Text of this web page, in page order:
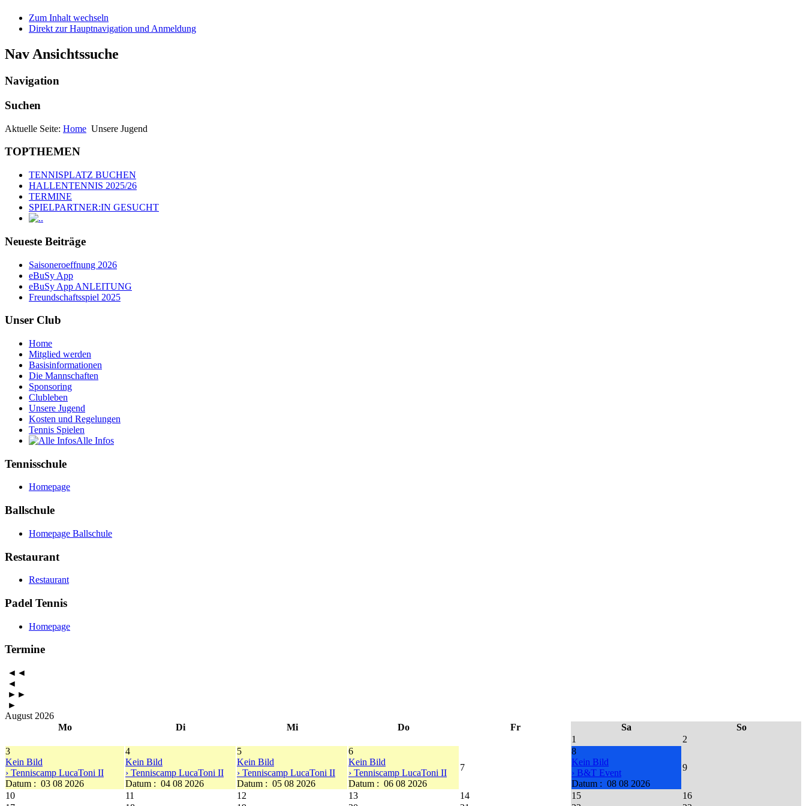
Zum Inhalt wechseln
Direkt zur Hauptnavigation und Anmeldung
Nav Ansichtssuche
Navigation
Suchen
Aktuelle Seite: Home Unsere Jugend
TOPTHEMEN
TENNISPLATZ BUCHEN
HALLENTENNIS 2025/26
TERMINE
SPIELPARTNER:IN GESUCHT
.
Neueste Beiträge
Saisoneroeffnung 2026
eBuSy App
eBuSy App ANLEITUNG
Freundschaftsspiel 2025
Unser Club
Home
Mitglied werden
Basisinformationen
Die Mannschaften
Sponsoring
Clubleben
Unsere Jugend
Kosten und Regelungen
Tennis Spielen
Alle Infos
Tennisschule
Homepage
Ballschule
Homepage Ballschule
Restaurant
Restaurant
Padel Tennis
Homepage
Termine
◄◄
◄
►►
►
August 2026
Mo
Di Mi Do Fr Sa
So
1
2
3
Kein Bild
› Tenniscamp LucaToni II
Datum : 03 08 2026
4
Kein Bild
› Tenniscamp LucaToni II
Datum : 04 08 2026
5
Kein Bild
› Tenniscamp LucaToni II
Datum : 05 08 2026
6
Kein Bild
› Tenniscamp LucaToni II
Datum : 06 08 2026
7
8
Kein Bild
› B&T Event
Datum : 08 08 2026
9
10 11 12 13 14 15
16